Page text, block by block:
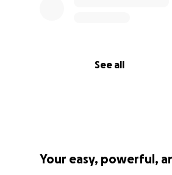
See all
Your easy, powerful,